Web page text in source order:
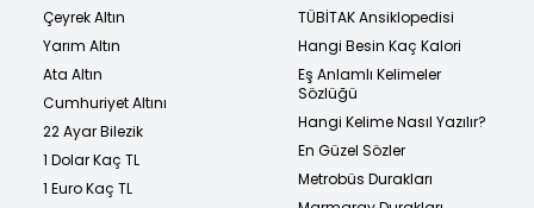
Çeyrek Altın
Yarım Altın
Ata Altın
Cumhuriyet Altını
22 Ayar Bilezik
1 Dolar Kaç TL
1 Euro Kaç TL
TÜBİTAK Ansiklopedisi
Hangi Besin Kaç Kalori
Eş Anlamlı Kelimeler
Sözlüğü
Hangi Kelime Nasıl Yazılır?
En Güzel Sözler
Metrobüs Durakları